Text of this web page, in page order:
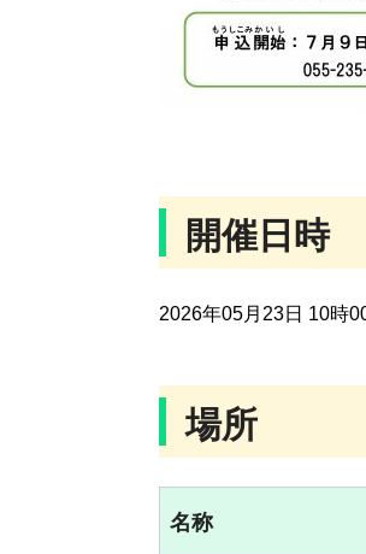
開催日時
2026年05月23日 10時
場所
名称